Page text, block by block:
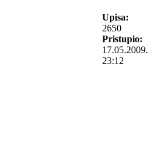
Upisa:
2650
Pristupio:
17.05.2009.
23:12